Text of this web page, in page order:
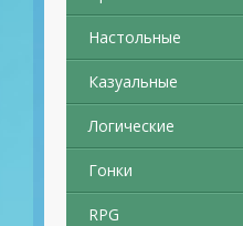
Настольные
Казуальные
Логические
Гонки
RPG